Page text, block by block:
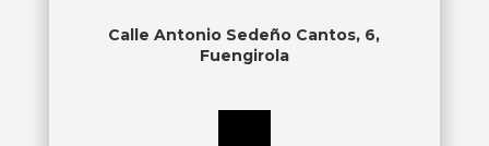
Calle Antonio Sedeño Cantos, 6,
Fuengirola